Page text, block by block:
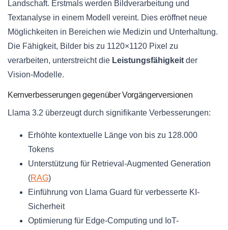
Landschaft. Erstmals werden Bildverarbeitung und
Textanalyse in einem Modell vereint. Dies eröffnet neue
Möglichkeiten in Bereichen wie Medizin und Unterhaltung.
Die Fähigkeit, Bilder bis zu 1120×1120 Pixel zu
verarbeiten, unterstreicht die Leistungsfähigkeit der
Vision-Modelle.
Kernverbesserungen gegenüber Vorgängerversionen
Llama 3.2 überzeugt durch signifikante Verbesserungen:
Erhöhte kontextuelle Länge von bis zu 128.000
Tokens
Unterstützung für Retrieval-Augmented Generation
(RAG)
Einführung von Llama Guard für verbesserte KI-
Sicherheit
Optimierung für Edge-Computing und IoT-